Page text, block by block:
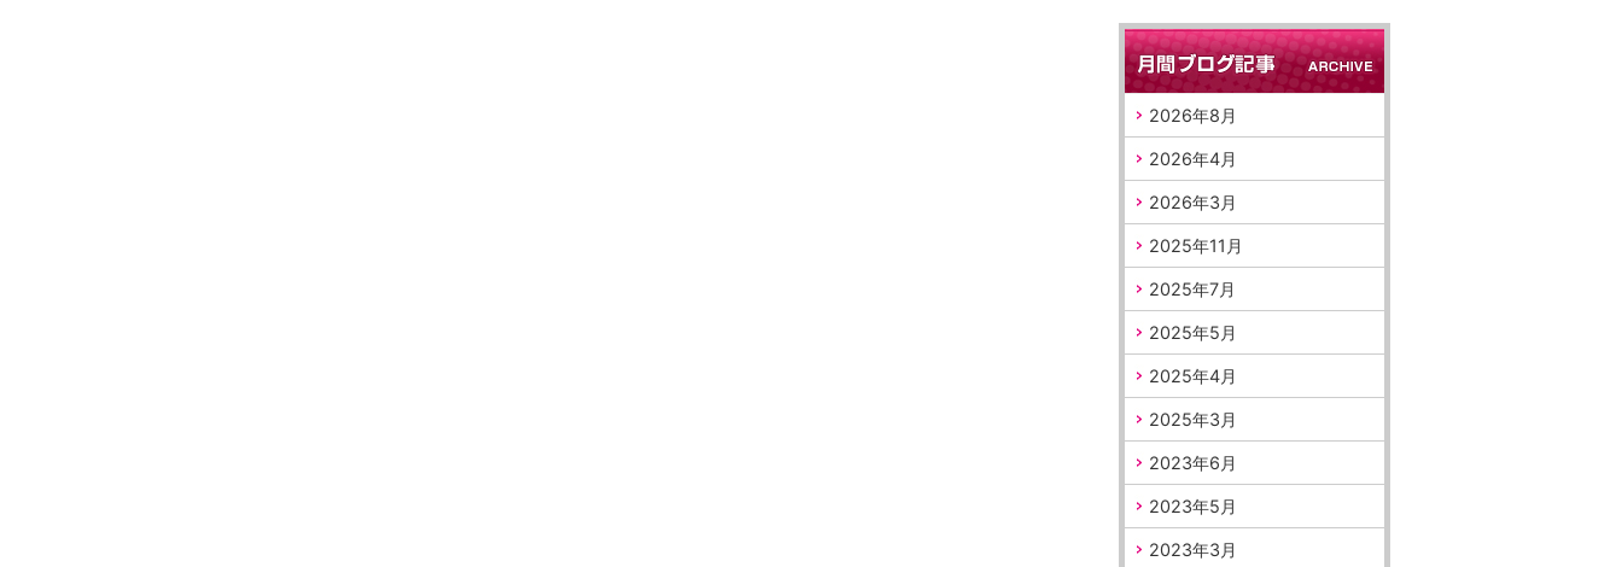
2026年8月
2026年4月
2026年3月
2025年11月
2025年7月
2025年5月
2025年4月
2025年3月
2023年6月
2023年5月
2023年3月